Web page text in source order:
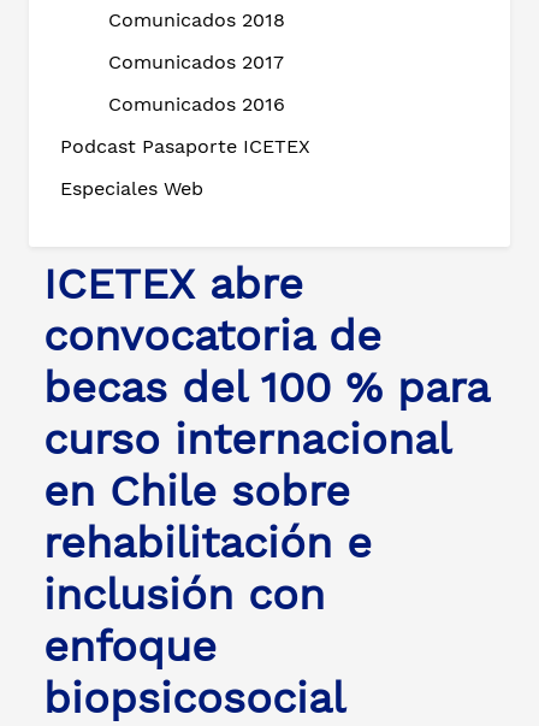
Comunicados 2018
Comunicados 2017
Comunicados 2016
Podcast Pasaporte ICETEX
Especiales Web
ICETEX abre
convocatoria de
becas del 100 % para
curso internacional
en Chile sobre
rehabilitación e
inclusión con
enfoque
biopsicosocial